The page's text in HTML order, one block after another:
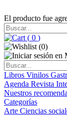
El producto fue
( 0 )
(0)
Libros Vinilos
Agenda Revista
Nuestros
Categorías
Arte Ciencias